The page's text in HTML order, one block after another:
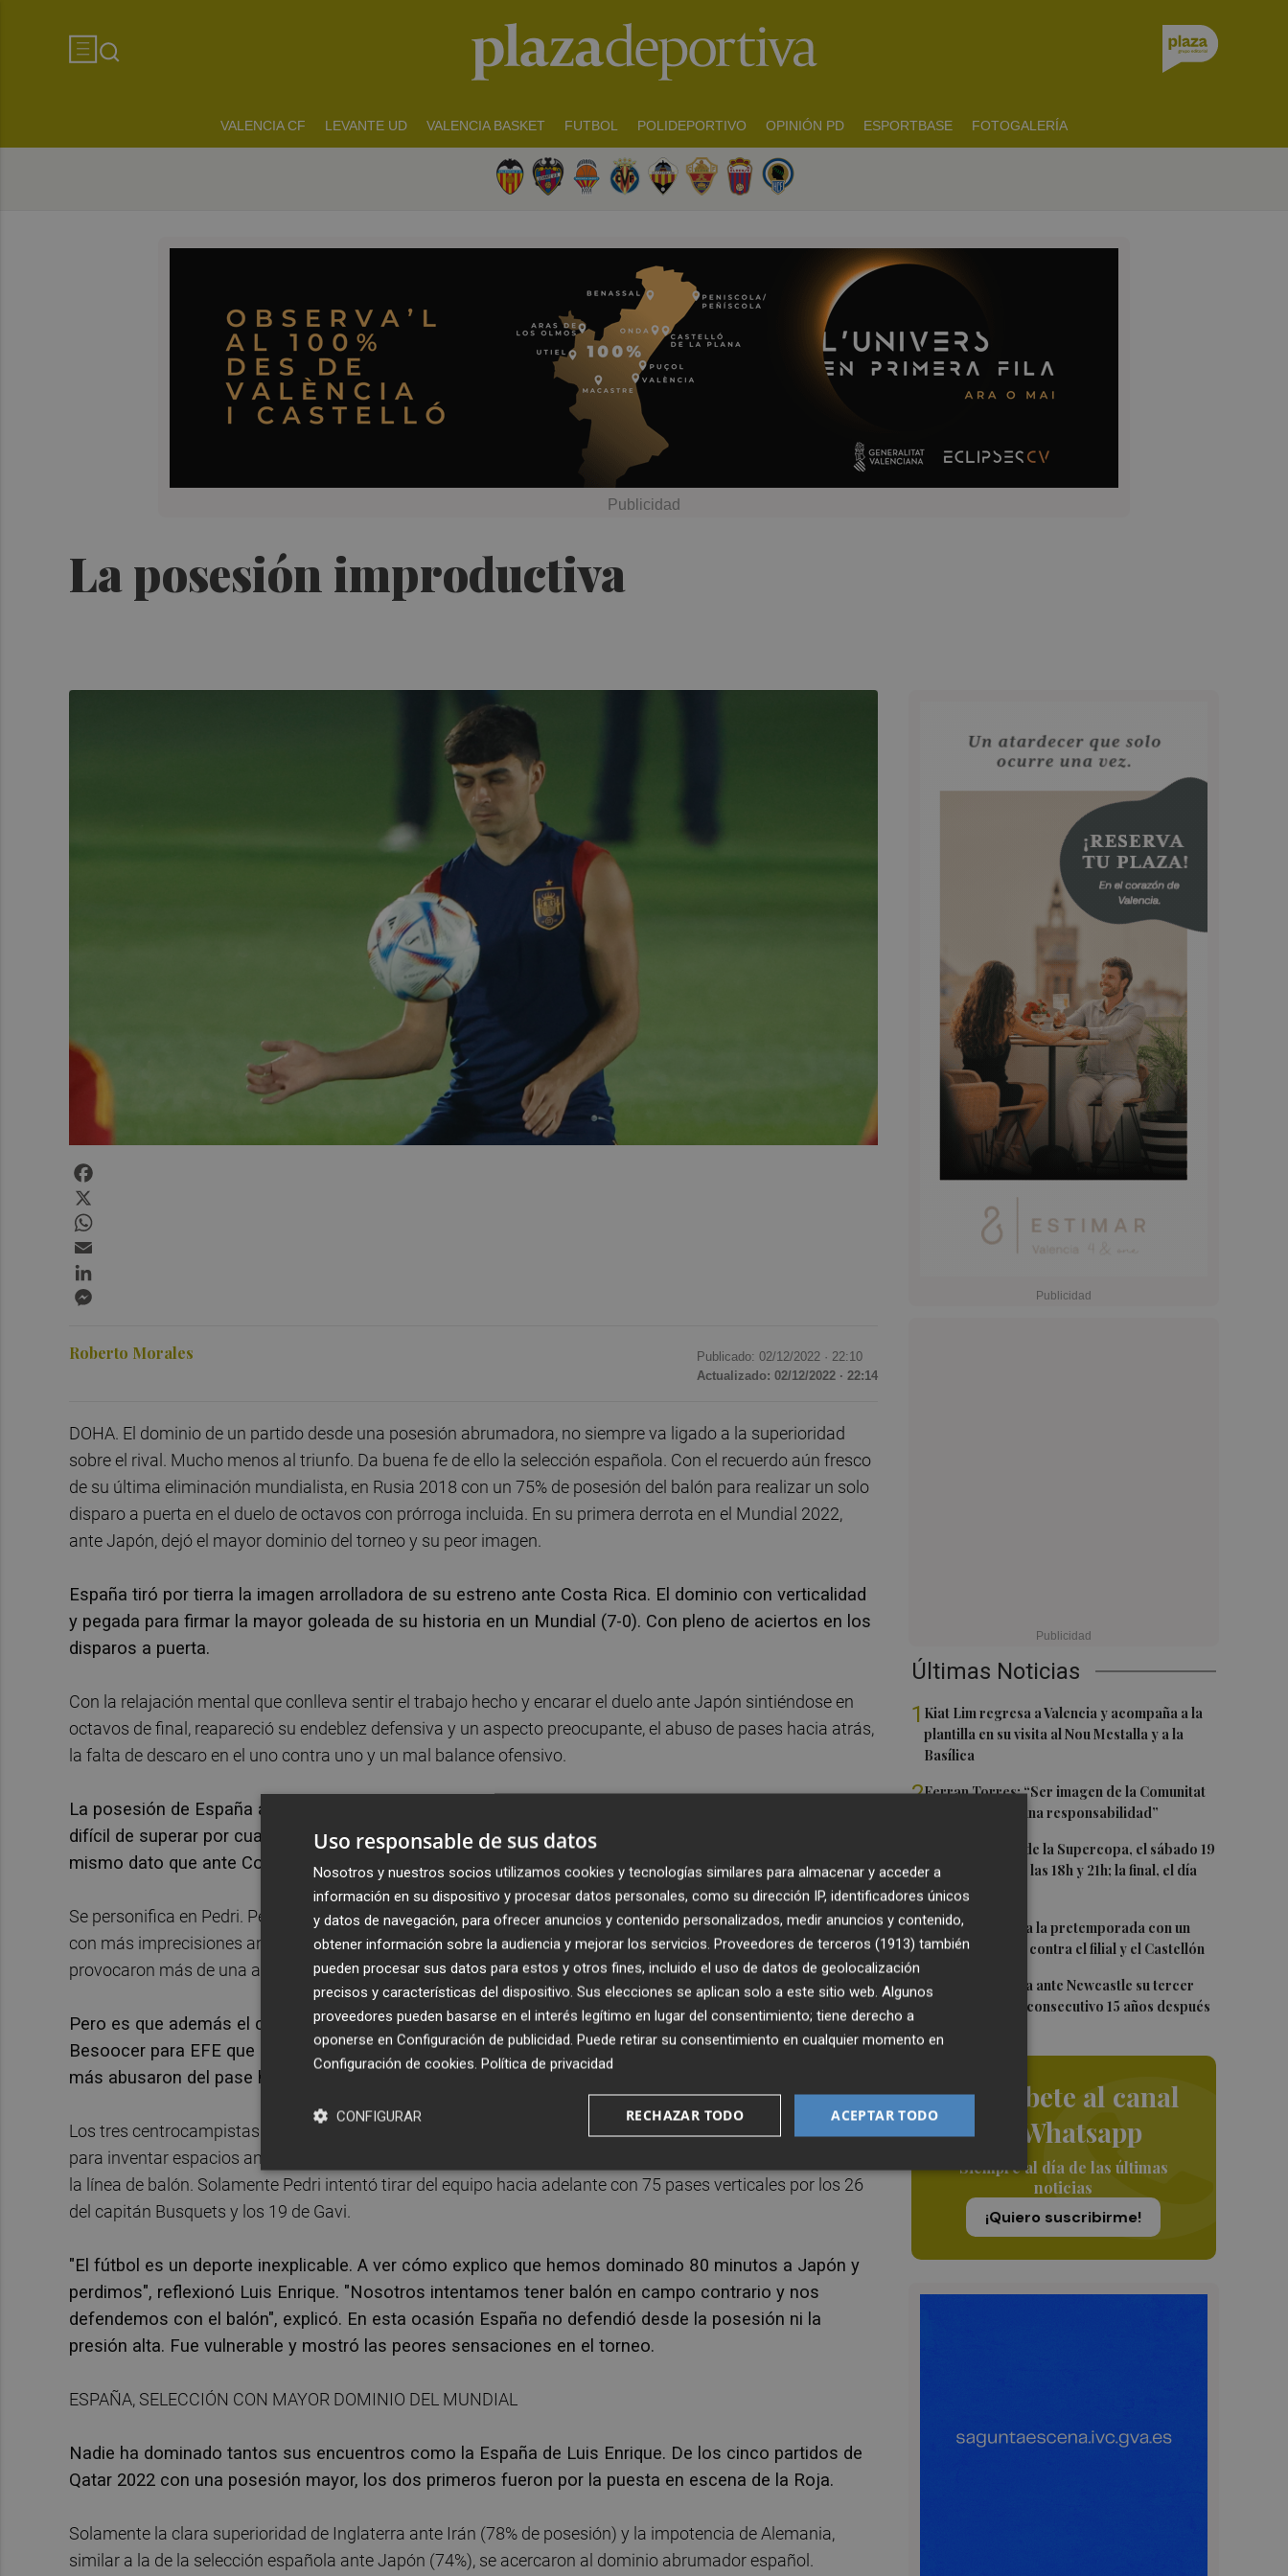
VALENCIA CF LEVANTE UD VALENCIA BASKET FUTBOL POLIDEPORTIVO OPINIÓN PD ESPORTBASE FOTOGALERÍA
La posesión improductiva
Últimas Noticias
1 Kiat Lim regresa a Valencia y acompaña a la
plantilla en su visita al Nou Mestalla y a la
Basílica
2Ferran Torres: “Ser imagen de la Comunitat
es un orgullo y una responsabilidad”
Las semifinales de la Supercopa, el sábado 19
de septiembre a las 18h y 21h; la final, el día
20 a las 19h
4El Levante cierra la pretemporada con un
doble amistoso: contra el filial y el Castellón
5El Valencia busca ante Newcastle su tercer
Trofeo Naranja consecutivo 15 años después
Suscríbete al canal
de Whatsapp
Siempre al día de las últimas
noticias
¡Quiero suscribirme!
Roberto Morales Publicado: 02/12/2022 · 22:10
Actualizado: 02/12/2022 · 22:14
DOHA. El dominio de un partido desde una posesión abrumadora, no siempre va ligado a la superioridad
sobre el rival. Mucho menos al triunfo. Da buena fe de ello la selección española. Con el recuerdo aún fresco
de su última eliminación mundialista, en Rusia 2018 con un 75% de posesión del balón para realizar un solo
disparo a puerta en el duelo de octavos con prórroga incluida. En su primera derrota en el Mundial 2022,
ante Japón, dejó el mayor dominio del torneo y su peor imagen.
España tiró por tierra la imagen arrolladora de su estreno ante Costa Rica. El dominio con verticalidad
y pegada para firmar la mayor goleada de su historia en un Mundial (7-0). Con pleno de aciertos en los
disparos a puerta.
Con la relajación mental que conlleva sentir el trabajo hecho y encarar el duelo ante Japón sintiéndose en
octavos de final, reapareció su endeblez defensiva y un aspecto preocupante, el abuso de pases hacia atrás,
la falta de descaro en el uno contra uno y un mal balance ofensivo.
La posesión de España ante Japón pasó a ser la mayor de todo el Mundial 2022, un 82% que ya será
difícil de superar por cualquier selección en las eliminatorias en las que existe mayor igualdad. Fue el
mismo dato que ante Costa Rica pero con una puesta en escena radicalmente distinta.
Se personifica en Pedri. Perdió un solo balón en todos sus pases ante Costa Rica y fue el jugador español
con más imprecisiones ante Japón, hasta trece, una más que Pau Torres, cuyos errores en la entrega
provocaron más de una acción de peligro.
Pero es que además el cambio sintomático en la gestión de la posesión se aprecia en un dato de
Besoocer para EFE que muestra a Gavi con 16, Pedri con 15 y Sergio Busquets con 14, como los que
más abusaron del pase hacia atrás.
Los tres centrocampistas titulares de España no encontraron opciones de pase para avanzar ni la fórmula
para inventar espacios ante un rival encerrado en su campo, defendiendo con diez jugadores por detrás de
la línea de balón. Solamente Pedri intentó tirar del equipo hacia adelante con 75 pases verticales por los 26
del capitán Busquets y los 19 de Gavi.
"El fútbol es un deporte inexplicable. A ver cómo explico que hemos dominado 80 minutos a Japón y
perdimos", reflexionó Luis Enrique. "Nosotros intentamos tener balón en campo contrario y nos
defendemos con el balón", explicó. En esta ocasión España no defendió desde la posesión ni la
presión alta. Fue vulnerable y mostró las peores sensaciones en el torneo.
ESPAÑA, SELECCIÓN CON MAYOR DOMINIO DEL MUNDIAL
Nadie ha dominado tantos sus encuentros como la España de Luis Enrique. De los cinco partidos de
Qatar 2022 con una posesión mayor, los dos primeros fueron por la puesta en escena de la Roja.
Solamente la clara superioridad de Inglaterra ante Irán (78% de posesión) y la impotencia de Alemania,
similar a la de la selección española ante Japón (74%), se acercaron al dominio abrumador español.
Uso responsable de sus datos
Nosotros y nuestros socios utilizamos cookies y tecnologías similares para almacenar y acceder a
información en su dispositivo y procesar datos personales, como su dirección IP, identificadores únicos
y datos de navegación, para ofrecer anuncios y contenido personalizados, medir anuncios y contenido,
obtener información sobre la audiencia y mejorar los servicios. Proveedores de terceros (1913) también
pueden procesar sus datos para estos y otros fines, incluido el uso de datos de geolocalización
precisos y características del dispositivo. Sus elecciones se aplican solo a este sitio web. Algunos
proveedores pueden basarse en el interés legítimo en lugar del consentimiento; tiene derecho a
oponerse en Configuración de publicidad. Puede retirar su consentimiento en cualquier momento en
Configuración de cookies. Política de privacidad
ACEPTAR TODO
RECHAZAR TODO
CONFIGURAR